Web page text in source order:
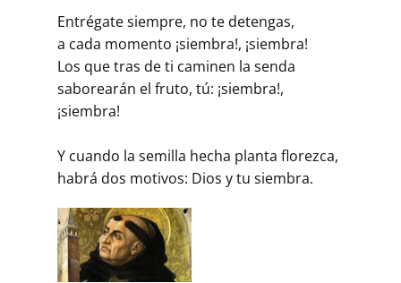
Entrégate siempre, no te detengas,
a cada momento ¡siembra!, ¡siembra!
Los que tras de ti caminen la senda
saborearán el fruto, tú: ¡siembra!,
¡siembra!
Y cuando la semilla hecha planta florezca,
habrá dos motivos: Dios y tu siembra.